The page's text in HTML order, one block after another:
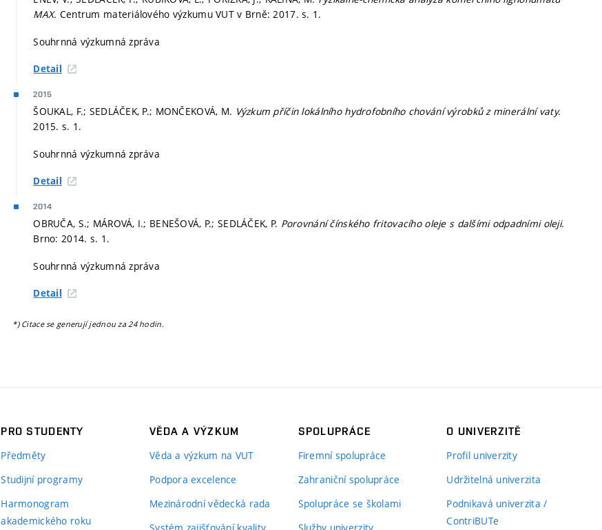
MAX. Centrum materiálového výzkumu VUT v Brně: 2017.s. 1.
Souhrnná výzkumná zpráva
Detail
2015
ŠOUKAL, F.; SEDLÁČEK, P.; MONČEKOVÁ, M. Výzkum příčin lokálního hydrofobního chování výrobků z minerální vaty.
2015.s. 1.
Souhrnná výzkumná zpráva
Detail
2014
OBRUČA, S.; MÁROVÁ, I.; BENEŠOVÁ, P.; SEDLÁČEK, P. Porovnání čínského fritovacího oleje s dalšími odpadními oleji.
Brno: 2014. s. 1.
Souhrnná výzkumná zpráva
Detail
*) Citace se generují jednou za 24 hodin.
PRO STUDENTY
Předměty
Studijní programy
Harmonogram
akademického roku
VĚDA A VÝZKUM
Věda a výzkum na VUT
Podpora excelence
Mezinárodní vědecká rada
SPOLUPRÁCE
Firemní spolupráce
Zahraniční spolupráce
Spolupráce se školami
O UNIVERZITĚ
Profil univerzity
Udržitelná univerzita
Podnikavá univerzita /
ContriBUTe